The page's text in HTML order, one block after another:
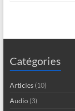
Catégories
Articles(10)
Audio(3)